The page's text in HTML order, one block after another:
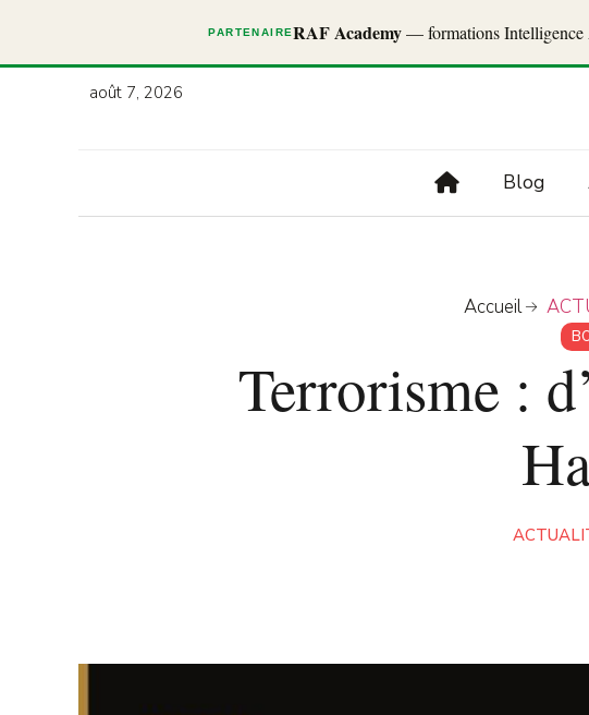
PARTENAIRERAF Academy— formations Intelligence
août 7, 2026
Blog
Accueil
Terrorisme :